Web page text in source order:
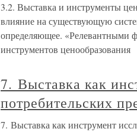
3.2. Выставка и инструменты
влияние на существующую
определяющее. «Релевантными
инструментов ценообразования
7. Выставка как
потребительских
7. Выставка как инструмент